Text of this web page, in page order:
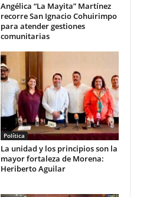
Angélica “La Mayita” Martínez
recorre San Ignacio Cohuirimpo
para atender gestiones
comunitarias
Política
La unidad y los principios son la
mayor fortaleza de Morena:
Heriberto Aguilar